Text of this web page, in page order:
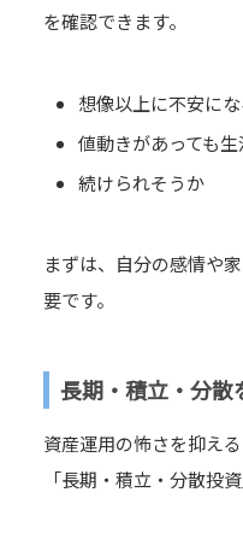
を確認できます。
想像以上に不安に
値動きがあっても
続けられそうか
まずは、自分の感情や
要です。
長期・積立・分散
資産運用の怖さを抑え
「長期・積立・分散投